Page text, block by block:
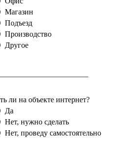
Магазин
Подъезд
Производство
Другое
ли на объекте интернет?
Да
Нет, нужно сделать
Нет, проведу самостоятельно